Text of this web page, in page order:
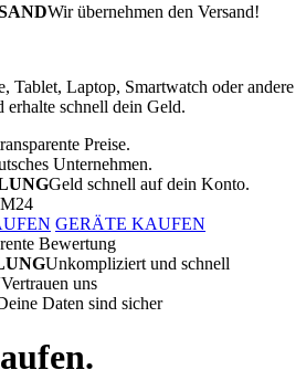
Wir übernehmen den Versand!
Tablet, Laptop, Smartwatch oder andere
erhalte schnell dein Geld.
Preise.
Unternehmen.
Geld schnell auf dein Konto.
GERÄTE KAUFEN
Bewertung
Unkompliziert und schnell
Vertrauen uns
Daten sind sicher